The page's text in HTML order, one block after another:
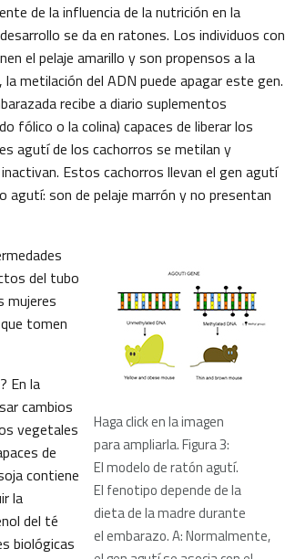
de la influencia de la nutrición en la
se da en ratones. Los individuos con
el pelaje amarillo y son propensos a la
la metilación del ADN puede apagar este gen.
recibe a diario suplementos
fólico o la colina) capaces de liberar los
agutí de los cachorros se metilan y
Estos cachorros llevan el gen agutí
agutí: son de pelaje marrón y no presentan
Haga click en la imagen
para ampliarla. Figura 3:
El modelo de ratón agutí.
El fenotipo depende de la
dieta de la madre durante
el embarazo. A: Normalmente,
del tubo
mujeres
tomen
En la
cambios
vegetales
de
contiene
la
del té
biológicas